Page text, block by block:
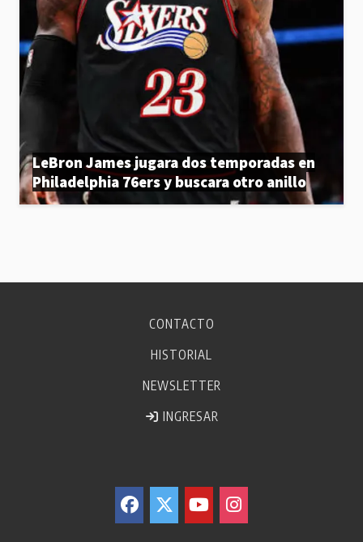
LeBron James jugara dos temporadas en
Philadelphia 76ers y buscara otro anillo
CONTACTO
HISTORIAL
NEWSLETTER
INGRESAR